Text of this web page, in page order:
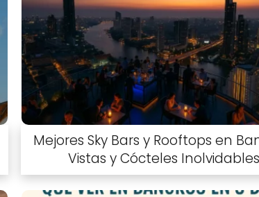
Mejores Sky Bars y Rooftops en
Vistas y Cócteles Inolvidables